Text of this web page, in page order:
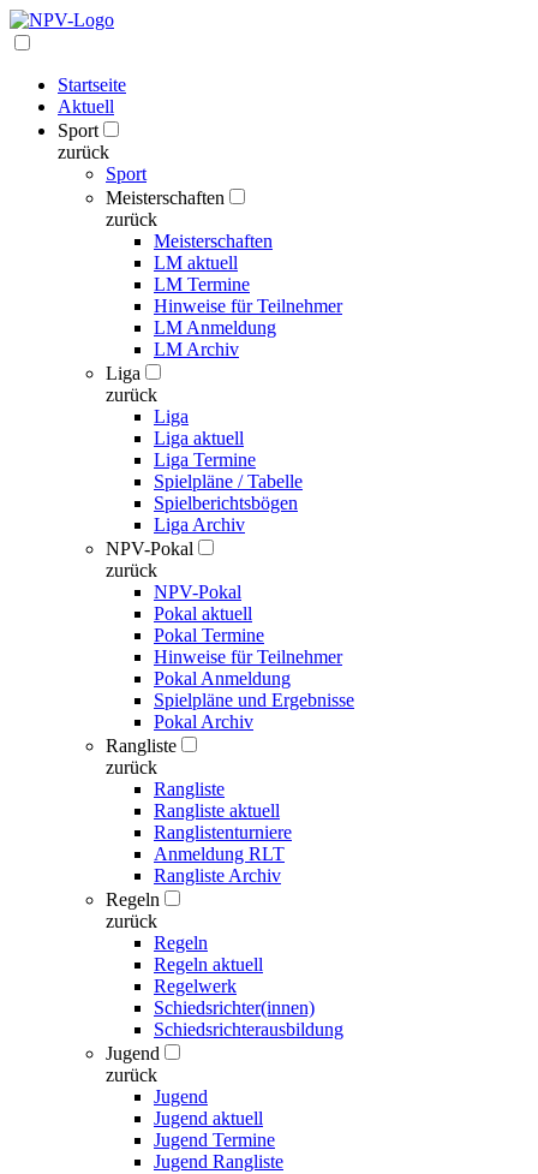
Startseite
Aktuell
Sport
zurück
Sport
Meisterschaften
zurück
Meisterschaften
LM aktuell
LM Termine
Hinweise für Teilnehmer
LM Anmeldung
LM Archiv
Liga
zurück
Liga
Liga aktuell
Liga Termine
Spielpläne / Tabelle
Spielberichtsbögen
Liga Archiv
NPV-Pokal
zurück
NPV-Pokal
Pokal aktuell
Pokal Termine
Hinweise für Teilnehmer
Pokal Anmeldung
Spielpläne und Ergebnisse
Pokal Archiv
Rangliste
zurück
Rangliste
Rangliste aktuell
Ranglistenturniere
Anmeldung RLT
Rangliste Archiv
Regeln
zurück
Regeln
Regeln aktuell
Regelwerk
Schiedsrichter(innen)
Schiedsrichterausbildung
Jugend
zurück
Jugend
Jugend aktuell
Jugend Termine
Jugend Rangliste